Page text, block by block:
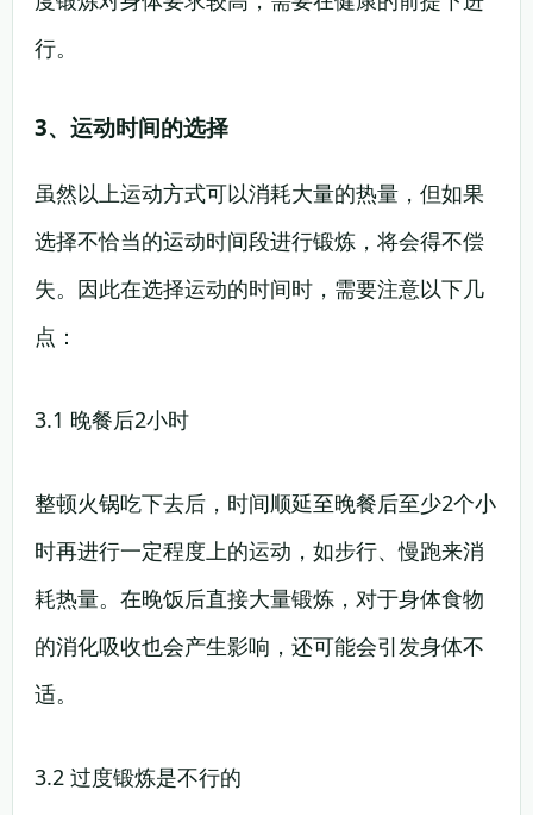
行。
3、运动时间的选择
虽然以上运动方式可以消耗大量的热量，但如果
选择不恰当的运动时间段进行锻炼，将会得不偿
失。因此在选择运动的时间时，需要注意以下几
点：
3.1 晚餐后2小时
整顿火锅吃下去后，时间顺延至晚餐后至少2个小
时再进行一定程度上的运动，如步行、慢跑来消
耗热量。在晚饭后直接大量锻炼，对于身体食物
的消化吸收也会产生影响，还可能会引发身体不
适。
3.2 过度锻炼是不行的